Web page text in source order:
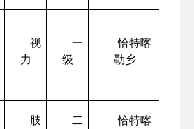
视
力
一
级
恰特喀
勒乡
肢 二 恰特喀